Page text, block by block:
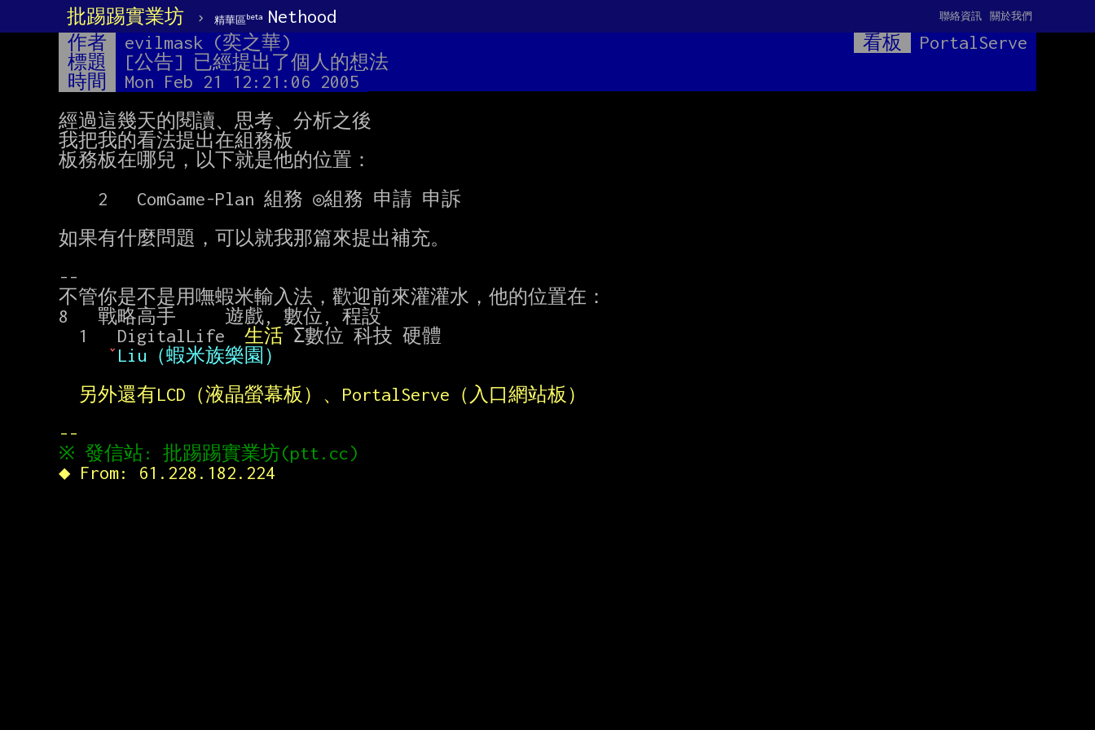
批踢踢實業坊 › 精華區beta Nethood 關於我們
聯絡資訊
作者 evilmask (奕之華) 看板
PortalServe
標題
[公告] 已經提出了個人的想法
時間
Mon Feb 21 12:21:06 2005
經過這幾天的閱讀、思考、分析之後
我把我的看法提出在組務板
板務板在哪兒，以下就是他的位置：
如果有什麼問題，可以就我那篇來提出補充。
--
不管你是不是用嘸蝦米輸入法，歡迎前來灌灌水，他的位置在：
8   戰略高手     遊戲, 數位, 程設
  1   DigitalLife
生活 Σ數位 科技 硬體
ˇ